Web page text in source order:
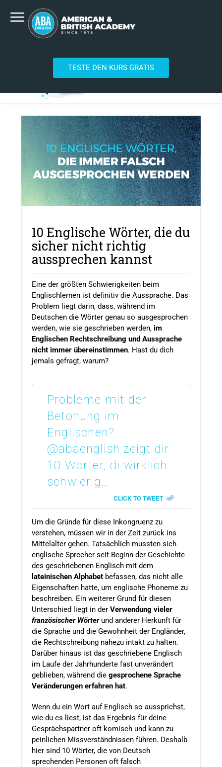
TESTE DEN KURS GRATIS
10 Englische Wörter, die du
sicher nicht richtig
aussprechen kannst
Eine der größten Schwierigkeiten beim
Englischlernen ist definitiv die Aussprache. Das
Problem liegt darin, dass, während im
Deutschen die Wörter genau so ausgesprochen
werden, wie sie geschrieben werden, im
Englischen Rechtschreibung und Aussprache
nicht immer übereinstimmen. Hast du dich
jemals gefragt, warum?
Probleme mit der
Betonung im
Englischen?
@abaenglish zeigt dir
10 Wörter, di wirklich
schwierig…
CLICK TO TWEET
Um die Gründe für diese Inkongruenz zu
verstehen, müssen wir in der Zeit zurück ins
Mittelalter gehen. Tatsächlich mussten sich
englische Sprecher seit Beginn der Geschichte
des geschriebenen Englisch mit dem
lateinischen Alphabet befassen, das nicht alle
Eigenschaften hatte, um englische Phoneme zu
beschreiben. Ein weiterer Grund für diesen
Unterschied liegt in der Verwendung vieler
französischer Wörter und anderer Herkunft für
die Sprache und die Gewohnheit der Engländer,
die Rechtschreibung nahezu intakt zu halten.
Darüber hinaus ist das geschriebene Englisch
im Laufe der Jahrhunderte fast unverändert
geblieben, während die gesprochene Sprache
Veränderungen erfahren hat.
Wenn du ein Wort auf Englisch so aussprichst,
wie du es liest, ist das Ergebnis für deine
Gesprächspartner oft komisch und kann zu
peinlichen Missverständnissen führen. Deshalb
hier sind 10 Wörter, die von Deutsch
sprechenden Personen oft falsch